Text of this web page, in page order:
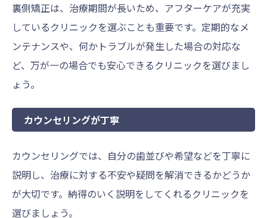
裏側矯正は、治療期間が長いため、アフターケアが充実
しているクリニックを選ぶことも重要です。定期的なメ
ンテナンスや、何かトラブルが発生した場合の対応な
ど、万が一の場合でも安心できるクリニックを選びまし
ょう。
カウンセリングが丁寧
カウンセリングでは、自分の歯並びや希望などを丁寧に
説明し、治療に対する不安や疑問を解消できるかどうか
が大切です。納得のいく説明をしてくれるクリニックを
選びましょう。